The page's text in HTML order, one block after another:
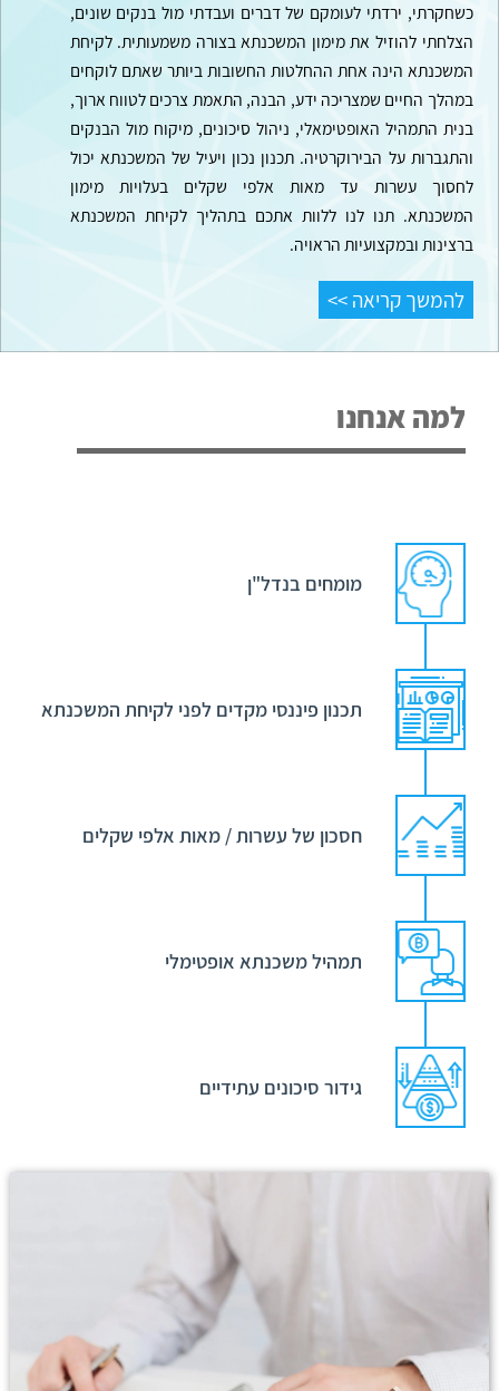
כשחקרתי, ירדתי לעומקם של דברים ועבדתי מול בנקים שונים,
הצלחתי להוזיל את מימון המשכנתא בצורה משמעותית.לקיחת
המשכנתא הינה אחת ההחלטות החשובות ביותר שאתם לוקחים
במהלך החיים שמצריכה ידע, הבנה, התאמת צרכים לטווח ארוך,
בנית התמהיל האופטימאלי, ניהול סיכונים, מיקוח מול הבנקים
והתגברות על הבירוקרטיה. תכנון נכון ויעיל של המשכנתא יכול
לחסוך עשרות עד מאות אלפי שקלים בעלויות מימון
המשכנתא.תנו לנו ללוות אתכם בתהליך לקיחת המשכנתא
ברצינות ובמקצועיות הראויה.
להמשך קריאה >>
למה אנחנו
מומחים בנדל"ן
תכנון פיננסי מקדים לפני לקיחת המשכנתא
חסכון של עשרות / מאות אלפי שקלים
תמהיל משכנתא אופטימלי
גידור סיכונים עתידיים